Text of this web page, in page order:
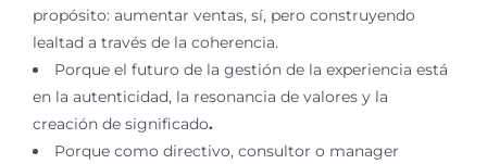
propósito: aumentar ventas, sí, pero construyendo
lealtad a través de la coherencia.
Porque el futuro de la gestión de la experiencia está
en la autenticidad, la resonancia de valores y la
creación de significado.
Porque como directivo, consultor o manager